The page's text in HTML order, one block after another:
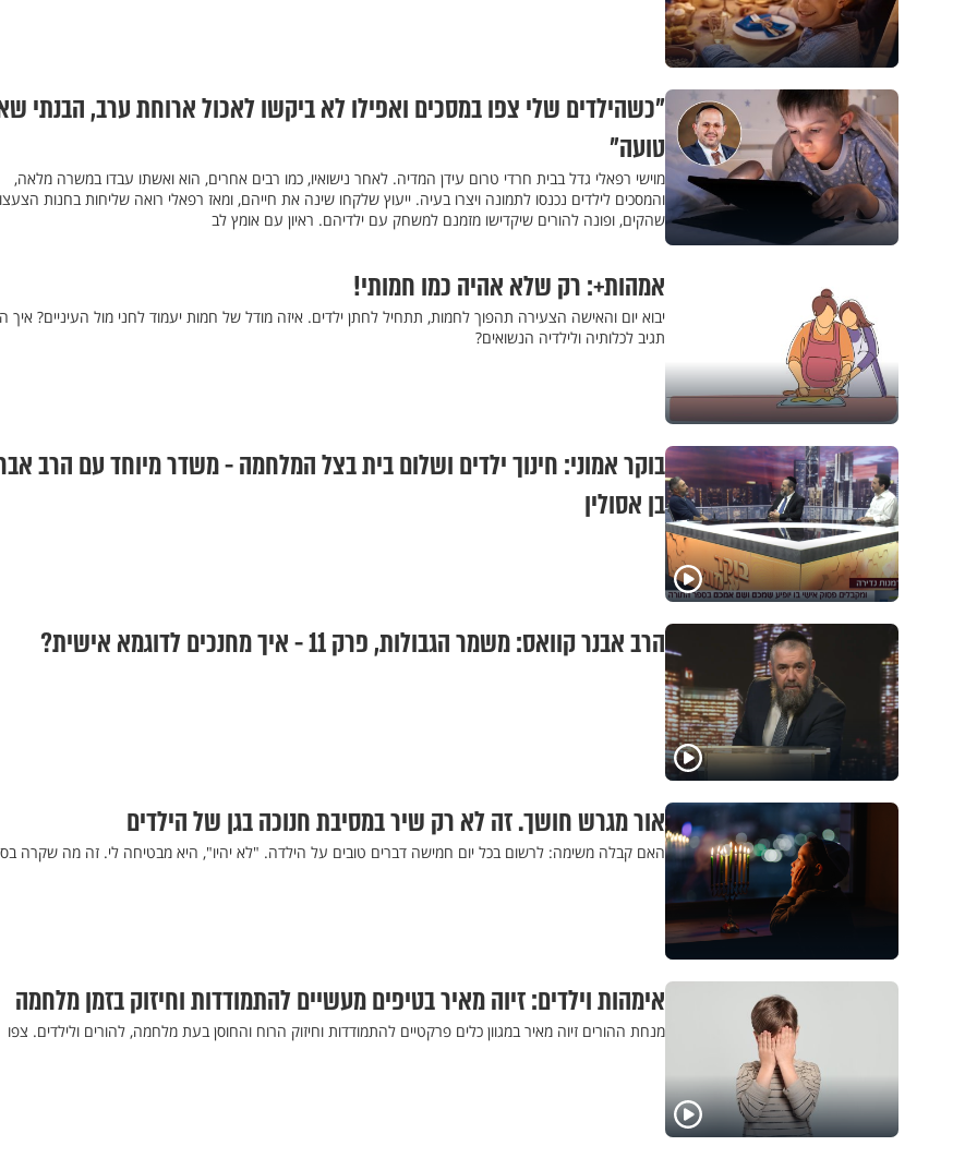
"כשהילדים שלי צפו במסכים ואפילו לא ביקשו לאכול ארוחת ערב, הבנתי
טועה"
מוישי רפאלי גדל בבית חרדי טרום עידן המדיה. לאחר נישואיו, כמו רבים אחרים, הוא ואשתו עבדו במשרה מלאה,
והמסכים לילדים נכנסו לתמונה ויצרו בעיה. ייעוץ שלקחו שינה את חייהם, ומאז רפאלי רואה שליחות בחנות
שהקים, ופונה להורים שיקדישו מזמנם למשחק עם ילדיהם. ראיון עם אומץ לב
אמהות+: רק שלא אהיה כמו חמותי!
יבוא יום והאישה הצעירה תהפוך לחמות, תתחיל לחתן ילדים. איזה מודל של חמות יעמוד לחני מול העיניים? איך
תגיב לכלותיה ולילדיה הנשואים?
בוקר אמוני: חינוך ילדים ושלום בית בצל המלחמה - משדר מיוחד עם הרב
בן אסולין
הרב אבנר קוואס: משמר הגבולות, פרק 11 - איך מחנכים לדוגמא אישית?
אור מגרש חושך. זה לא רק שיר במסיבת חנוכה בגן של הילדים
האם קבלה משימה: לרשום בכל יום חמישה דברים טובים על הילדה. "לא יהיו", היא מבטיחה לי. זה מה שקרה
אימהות וילדים: זיוה מאיר בטיפים מעשיים להתמודדות וחיזוק בזמן מלחמה
מנחת ההורים זיוה מאיר במגוון כלים פרקטיים להתמודדות וחיזוק הרוח והחוסן בעת מלחמה, להורים ולילדים. צפו